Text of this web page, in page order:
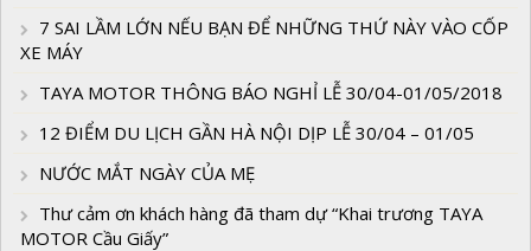
7 SAI LẦM LỚN NẾU BẠN ĐỂ NHỮNG THỨ NÀY VÀO CỐP
XE MÁY
TAYA MOTOR THÔNG BÁO NGHỈ LỄ 30/04-01/05/2018
12 ĐIỂM DU LỊCH GẦN HÀ NỘI DỊP LỄ 30/04 – 01/05
NƯỚC MẮT NGÀY CỦA MẸ
Thư cảm ơn khách hàng đã tham dự “Khai trương TAYA
MOTOR Cầu Giấy”